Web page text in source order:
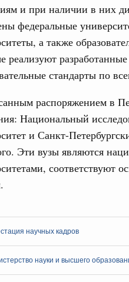
и при наличии в них
федеральные
а также
реализуют
стандарты по
распоряжением в
Национальный
и Санкт-
Эти вузы являются
соответствуют
научных кадров
науки и высшего
регионам
социальной
граждан
№2032-р
часть
ещё двум
№2016-р
ситуации и ликвидация их
и Чечне на
№1999-р и распоряжение от